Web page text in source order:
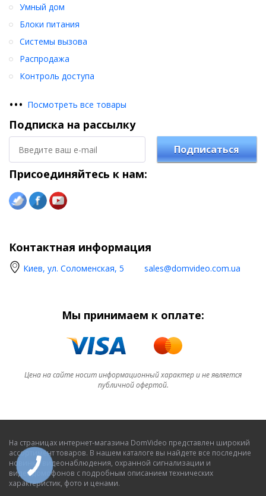
Умный дом
Блоки питания
Системы вызова
Распродажа
Контроль доступа
••• Посмотреть все товары
Подписка на рассылку
Подписаться
Присоединяйтесь к нам:
Контактная информация
Киев, ул. Соломенская, 5 sales@domvideo.com.ua
Мы принимаем к оплате:
Цена на сайте носит информационный характер и не является
публичной офертой.
На страницах интернет-магазина DomVideo представлен широкий
ассортимент товаров. В нашем каталоге вы найдете все последние
новинки видеонаблюдения, охранной сигнализации и
видеодомофонов с подробным описанием технических
характеристик, фото и ценами.